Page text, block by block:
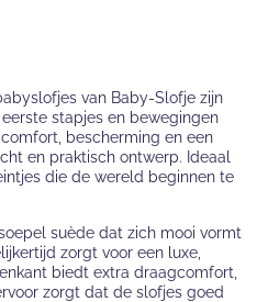
van Baby-Slofje zijn
stapjes en bewegingen
bescherming en een
en praktisch ontwerp. Ideaal
die de wereld beginnen te
suède dat zich mooi vormt
zorgt voor een luxe,
biedt extra draagcomfort,
zorgt dat de slofjes goed